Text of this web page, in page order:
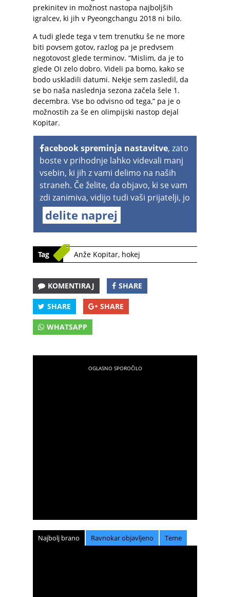
prekinitev in možnost nastopa najboljših
igralcev, ki jih v Pyeongchangu 2018 ni bilo.
A tudi glede tega v tem trenutku še ne more
biti povsem gotov, razlog pa je predvsem
negotovost glede terminov. “Mislim, da je to
glede OI zelo dobro. Videli pa bomo, kako se
bodo uskladili datumi. Nekje sem zasledil, da
se bo naša naslednja sezona začela šele 1.
decembra. Vse bo odvisno od tega,” pa je o
možnostih za še en olimpijski nastop dejal
Kopitar.
acebook spreminja nastavitve, zato
boste v prihodnje lahko videvali manj
vsebin, ki jih z vami delimo na naših
straneh. Če želite, da objavo, ki se vam
zdi zanimiva, vidijo tudi vaši prijatelji, jo
delite naprej
Tag Anže Kopitar, hokej
KOMENTIRAJ SHARE
SHARE SHARE
WHATSAPP
Najbolj brano Ravnokar objavljeno Teme